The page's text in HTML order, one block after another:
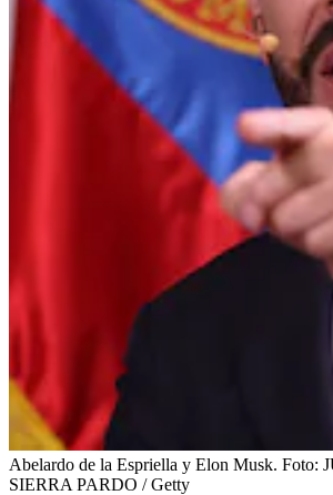
Abelardo de la Espriella y Elon Musk. Foto:
SIERRA PARDO / Getty